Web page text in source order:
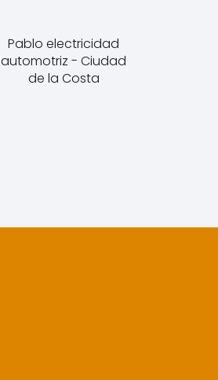
Pablo electricidad
automotriz - Ciudad
de la Costa